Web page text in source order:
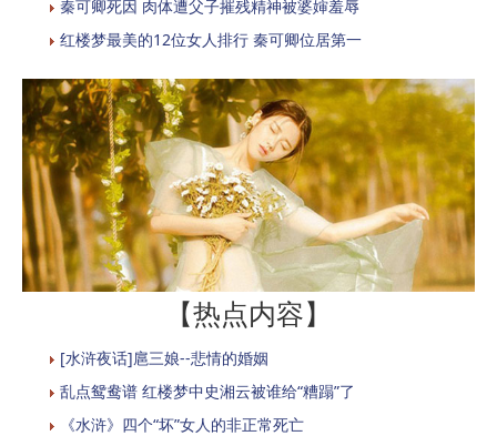
秦可卿死因 肉体遭父子摧残精神被婆婶羞辱
红楼梦最美的12位女人排行 秦可卿位居第一
【热点内容】
[水浒夜话]扈三娘--悲情的婚姻
乱点鸳鸯谱 红楼梦中史湘云被谁给“糟蹋”了
《水浒》四个“坏”女人的非正常死亡